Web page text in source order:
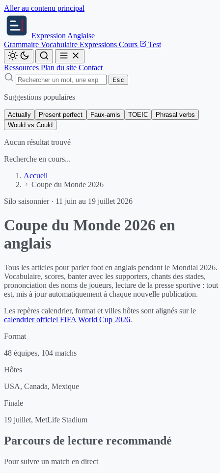
Aller au contenu principal
Expression Anglaise
Grammaire Vocabulaire Expressions Cours Test
Ressources Plan du site Contact
Esc
Suggestions populaires
Actually Present perfect Faux-amis TOEIC
Phrasal verbs
Would vs Could
Aucun résultat trouvé
Recherche en cours...
Accueil
Coupe du Monde 2026
Silo saisonnier · 11 juin au 19 juillet 2026
Coupe du Monde 2026 en
anglais
Tous les articles pour parler foot en anglais pendant le Mondial 2026.
Vocabulaire, scores, banter avec les supporters, chants des stades,
prononciation des noms de joueurs, lecture de la presse sportive : tout
est, mis à jour automatiquement à chaque nouvelle publication.
Les repères calendrier, format et villes hôtes sont alignés sur le
calendrier officiel FIFA World Cup 2026.
Format
48 équipes, 104 matchs
Hôtes
USA, Canada, Mexique
Finale
19 juillet, MetLife Stadium
Parcours de lecture recommandé
Pour suivre un match en direct